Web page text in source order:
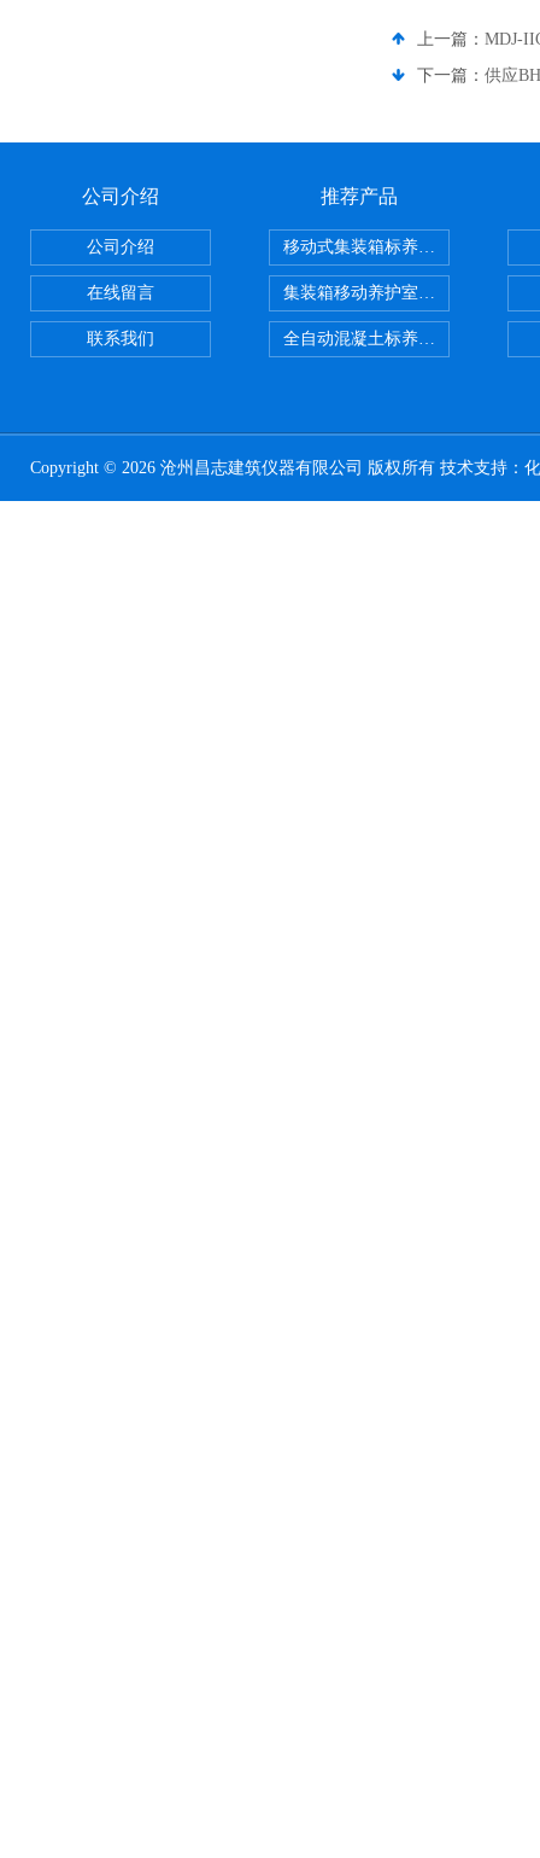
上一篇： MDJ-
下一篇： 供应
公司介绍
公司介绍
在线留言
联系我们
推荐产品
移动式集装箱标养室 养护室设备
集装箱移动养护室 标养室
全自动混凝土标养室恒温恒湿设备
Copyright © 2026 沧州昌志建筑仪器有限公司 版权所有 技术支持：